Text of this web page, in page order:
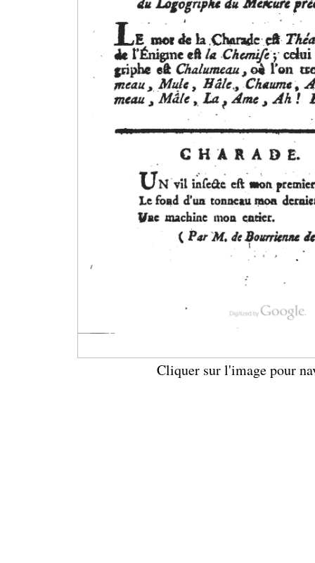
Cliquer sur l'image pour